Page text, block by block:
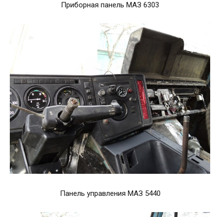
Приборная панель МАЗ 6303
Панель управления МАЗ 5440